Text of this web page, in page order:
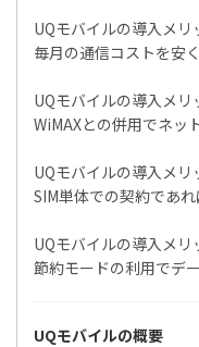
UQモバイルの導入メリ
毎月の通信コストを安
UQモバイルの導入メリ
WiMAXとの併用でネッ
UQモバイルの導入メリ
SIM単体での契約であ
UQモバイルの導入メリ
節約モードの利用でデ
UQモバイルの概要